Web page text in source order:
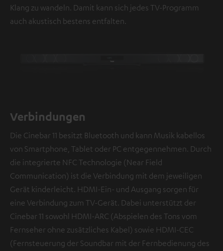
Klang zu wandeln. Damit kann sich jedes TV-Programm
auch akustisch bestens entfalten.
Verbindungen
Die Cinebar 11 besitzt Bluetooth und kann Musik kabellos
von Smartphone, Tablet oder PC entgegennehmen. Durch
die integrierte NFC Technologie (Near Field
Communication) ist die Verbindung mit dem jeweiligen
Gerät kinderleicht. HDMI-Ein- und Ausgang sorgen für
eine Verbindung zum TV-Gerät. Dabei unterstützt der
Cinebar 11 sowohl HDMI-ARC (Abspielen des Tons vom
Fernseher ohne zusätzliches Kabel) sowie HDMI-CEC
(Fernsteuerung der Soundbar mit der Fernbedienung des